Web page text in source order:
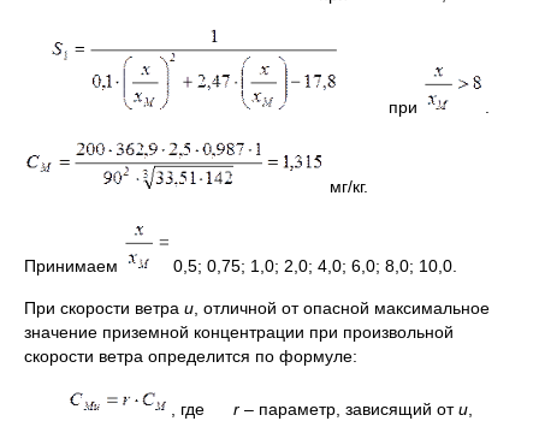
при
мг/кг.
Принимаем 0,5; 0,75; 1,0; 2,0; 4,0; 6,0; 8,0; 10,0.
При скорости ветра и , отличной от опасной максимальное
значение приземной концентрации при произвольной
скорости ветра определится по формуле:
, где r– параметр, зависящий оти,